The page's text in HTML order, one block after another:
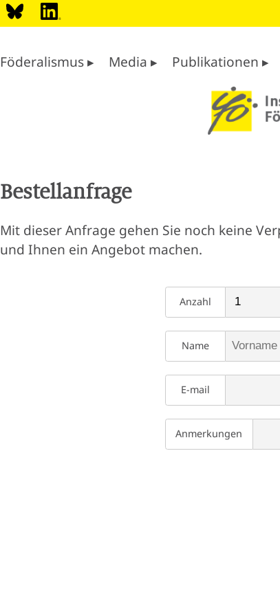
Föderalismus ▸ Media ▸ Publikationen ▸
Bestellanfrage
Mit dieser Anfrage gehen Sie noch keine
und Ihnen ein Angebot machen.
Anzahl
Name
E-mail
Anmerkungen